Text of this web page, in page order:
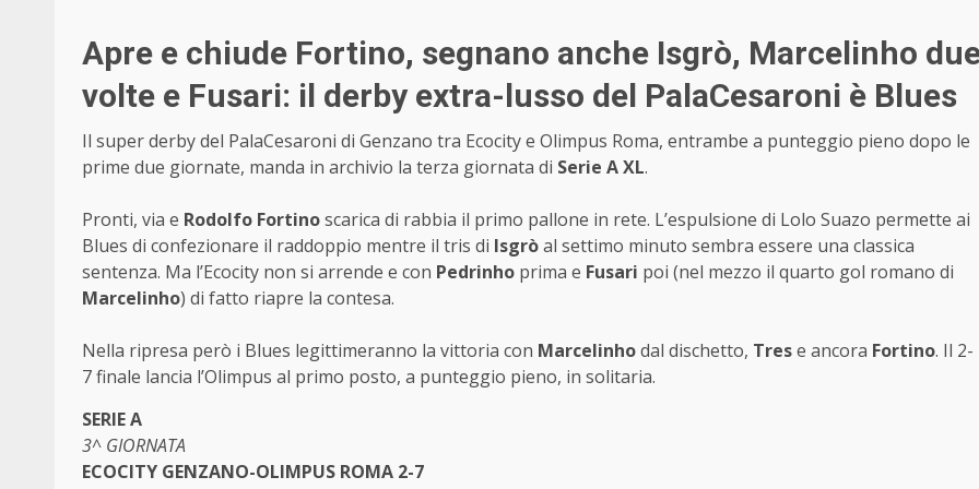
Apre e chiude Fortino, segnano anche Isgrò, Marcelinho
volte e Fusari: il derby extra-lusso del PalaCesaroni è Blues
Il super derby del PalaCesaroni di Genzano tra Ecocity e Olimpus Roma, entrambe a punteggio pieno dopo le
prime due giornate, manda in archivio la terza giornata di Serie A XL.
Pronti, via e Rodolfo Fortinoscarica di rabbia il primo pallone in rete. L’espulsione di Lolo Suazo permette ai
Blues di confezionare il raddoppio mentre il tris di Isgròal settimo minuto sembra essere una classica
sentenza. Ma l’Ecocity non si arrende e con Pedrinho prima e Fusari poi (nel mezzo il quarto gol romano di
Marcelinho) di fatto riapre la contesa.
Nella ripresa però i Blues legittimeranno la vittoria con Marcelinhodal dischetto, Trese ancora Fortino. Il 2-
7 finale lancia l’Olimpus al primo posto, a punteggio pieno, in solitaria.
SERIE A
3^ GIORNATA
ECOCITY GENZANO-OLIMPUS ROMA 2-7